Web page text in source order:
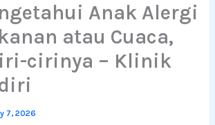
Anak Alergi
atau Cuaca,
cirinya – Klinik
7, 2026